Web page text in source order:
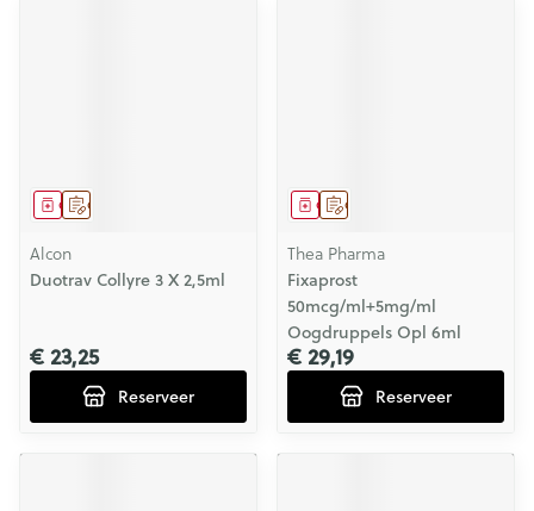
Op voorschrift
Geneesmiddel
Alcon
Duotrav Collyre 3 X 2,5ml
€ 23,25
Reserveer
Op voorschrift
Geneesmiddel
Thea Pharma
Fixaprost
50mcg/ml+5mg/ml
Oogdruppels Opl 6ml
€ 29,19
Reserveer